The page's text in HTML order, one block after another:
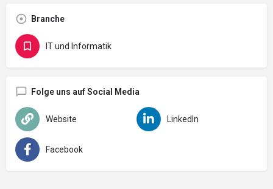
Branche
IT und Informatik
Folge uns auf Social Media
Website LinkedIn
Facebook